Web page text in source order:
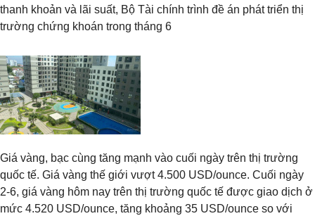
thanh khoản và lãi suất, Bộ Tài chính trình đề án phát triển thị
trường chứng khoán trong tháng 6
Giá vàng, bạc cùng tăng mạnh vào cuối ngày trên thị trường
quốc tế. Giá vàng thế giới vượt 4.500 USD/ounce. Cuối ngày
2-6, giá vàng hôm nay trên thị trường quốc tế được giao dịch ở
mức 4.520 USD/ounce, tăng khoảng 35 USD/ounce so với